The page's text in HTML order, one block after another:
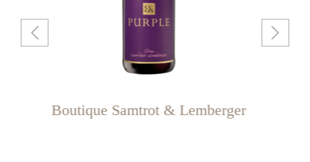
Boutique Samtrot & Lemberger